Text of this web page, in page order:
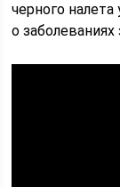
черного
о заболеваниях